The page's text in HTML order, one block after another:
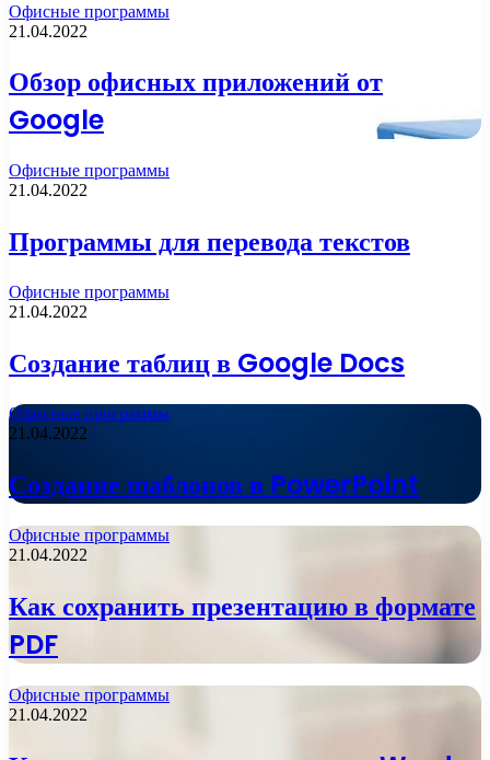
Офисные программы
21.04.2022
Обзор офисных приложений от
Google
Офисные программы
21.04.2022
Программы для перевода текстов
Офисные программы
21.04.2022
Создание таблиц в Google Docs
Офисные программы
21.04.2022
Создание шаблонов в PowerPoint
Офисные программы
21.04.2022
Как сохранить презентацию в формате
PDF
Офисные программы
21.04.2022